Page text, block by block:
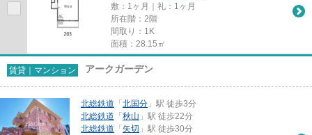
敷：1ヶ月｜礼：1ヶ月
所在階：2階
間取り：1K
面積：28.15㎡
賃貸｜マンション アークガーデン
北総鉄道 「 北国分 」駅 徒歩3分
北総鉄道 「 秋山 」駅 徒歩22分
北総鉄道 「 矢切 」駅 徒歩30分